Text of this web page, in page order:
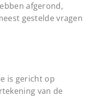
afgerond,
gestelde vragen
is gericht op
van de